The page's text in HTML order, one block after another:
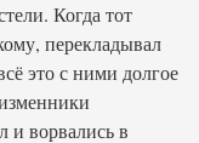
Когда тот
перекладывал
это с ними долгое
и ворвались в